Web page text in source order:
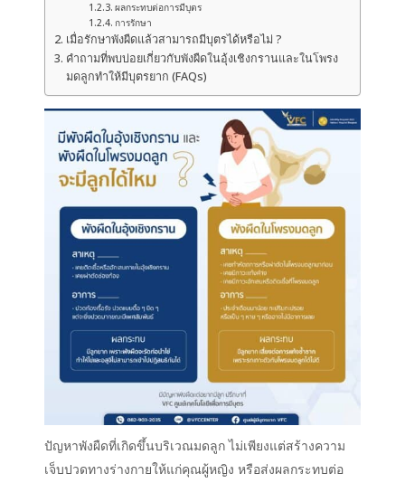
ผลกระทบต่อการมีบุตร
การรักษา
เมื่อรักษาพังผืดแล้วสามารถมีบุตรได้หรือไม่ ?
คำถามที่พบบ่อยเกี่ยวกับพังผืดในอุ้งเชิงกรานและในโพรง
มดลูกทำให้มีบุตรยาก (FAQs)
ปัญหาพังผืดที่เกิดขึ้นบริเวณมดลูก ไม่เพียงแต่สร้างความ
เจ็บปวดทางร่างกายให้แก่คุณผู้หญิง หรือส่งผลกระทบต่อ